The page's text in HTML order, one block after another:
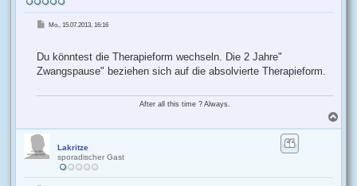
e
a
g
Mo., 15.07.2013, 16:16
Du könntest die Therapieform wechseln. Die 2 Jahre"
Zwangspause" beziehen sich auf die absolvierte Therapieform.
After all this time ? Always.
a
Lakritze
sporadischer Gast